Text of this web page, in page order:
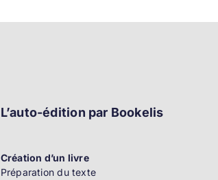
L’auto-édition par Bookelis
Création d’un livre
Préparation du texte